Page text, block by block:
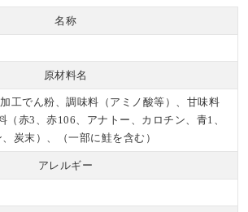
名称
原材料名
工でん粉、調味料（アミノ酸等）、甘味料
（赤3、赤106、アナトー、カロチン、青1、
炭末）、（一部に鮭を含む）
アレルギー